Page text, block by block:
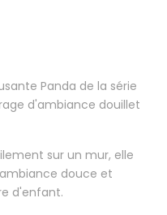
Panda de la série
d'ambiance douillet
sur un mur, elle
douce et
d'enfant.